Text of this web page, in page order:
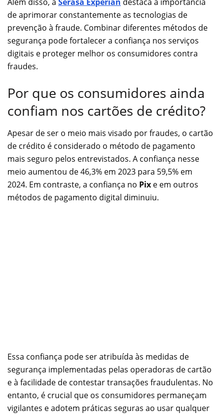
de aprimorar constantemente as tecnologias de
prevenção à fraude. Combinar diferentes métodos de
segurança pode fortalecer a confiança nos serviços
digitais e proteger melhor os consumidores contra
fraudes.
Por que os consumidores ainda
confiam nos cartões de crédito?
Apesar de ser o meio mais visado por fraudes, o cartão
de crédito é considerado o método de pagamento
mais seguro pelos entrevistados. A confiança nesse
meio aumentou de 46,3% em 2023 para 59,5% em
2024. Em contraste, a confiança no Pix e em outros
métodos de pagamento digital diminuiu.
Essa confiança pode ser atribuída às medidas de
segurança implementadas pelas operadoras de cartão
e à facilidade de contestar transações fraudulentas. No
entanto, é crucial que os consumidores permaneçam
vigilantes e adotem práticas seguras ao usar qualquer